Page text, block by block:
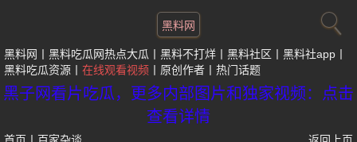
黑料网
黑料网 黑料吃瓜网热点大瓜 黑料不打烊 黑料社区
黑料社app
黑料吃瓜资源
在线观看视频 原创作者 热门话题
黑子网看片吃瓜，更多内部图片和独家视频：点击
查看详情